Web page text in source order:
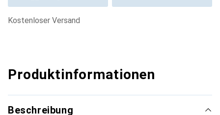
kostenloser Versand
Produktinformationen
Beschreibung